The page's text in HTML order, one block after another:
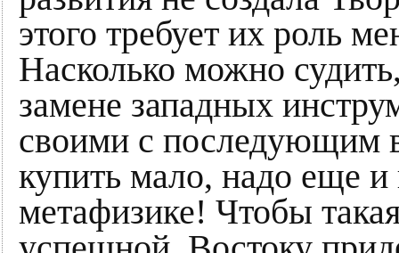
этого требует их роль
Насколько можно
замене западных
своими с последующим
купить мало, надо еще
метафизике! Чтобы